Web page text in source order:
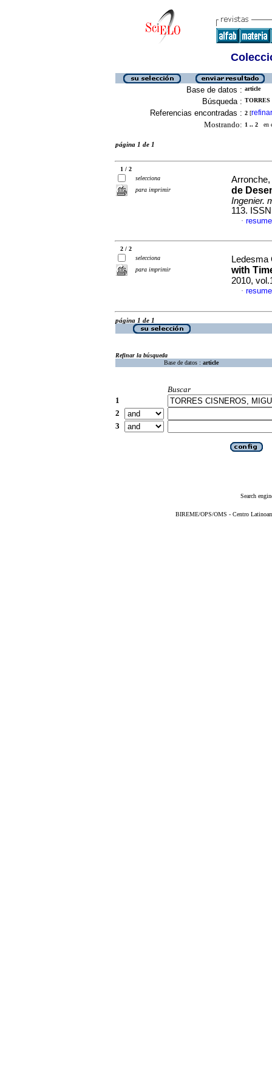
Base de datos : article
Búsqueda :
Referencias encontradas : 2 [refinar
Mostrando: 1 .. 2 en
página 1 de 1
1 / 2
selecciona
para imprimir
de
Ingenier.
113.
·
2 / 2
selecciona
para imprimir
with
2010,
·
página 1 de 1
Refinar la búsqueda
Base de datos : article
Buscar
1
2
3
Search
BIREME/OPS/OMS - Centro